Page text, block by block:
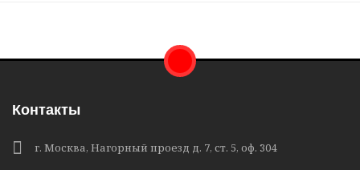
Контакты
г. Москва, Нагорный проезд д. 7, ст. 5, оф. 304